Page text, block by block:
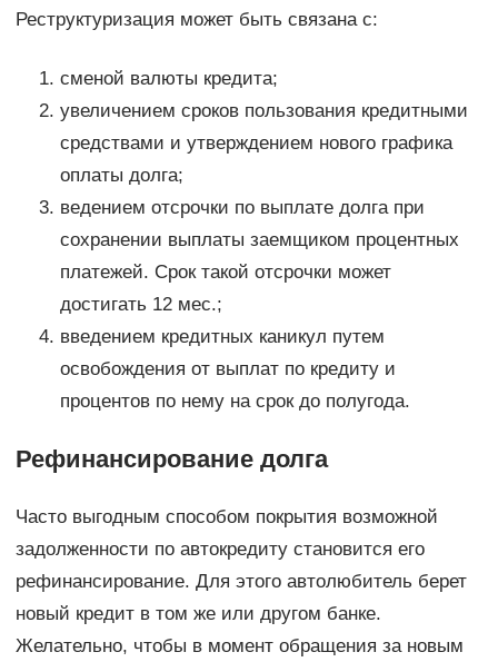
Реструктуризация может быть связана с:
сменой валюты кредита;
увеличением сроков пользования кредитными
средствами и утверждением нового графика
оплаты долга;
ведением отсрочки по выплате долга при
сохранении выплаты заемщиком процентных
платежей. Срок такой отсрочки может
достигать 12 мес.;
введением кредитных каникул путем
освобождения от выплат по кредиту и
процентов по нему на срок до полугода.
Рефинансирование долга
Часто выгодным способом покрытия возможной
задолженности по автокредиту становится его
рефинансирование. Для этого автолюбитель берет
новый кредит в том же или другом банке.
Желательно, чтобы в момент обращения за новым